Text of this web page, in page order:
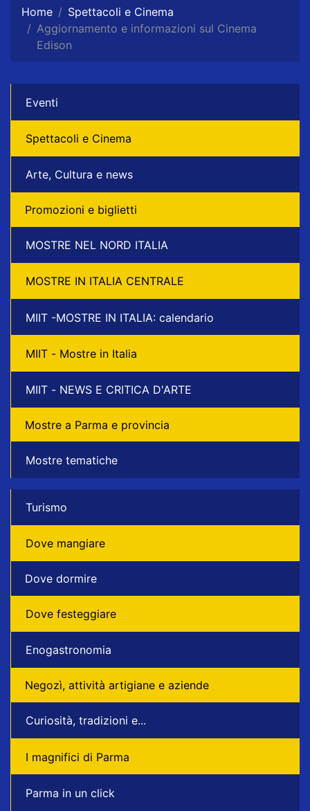
Home
Spettacoli e Cinema
Aggiornamento e informazioni sul Cinema
Edison
Eventi
Spettacoli e Cinema
Arte, Cultura e news
Promozioni e biglietti
MOSTRE NEL NORD ITALIA
MOSTRE IN ITALIA CENTRALE
MIIT -MOSTRE IN ITALIA: calendario
MIIT - Mostre in Italia
MIIT - NEWS E CRITICA D'ARTE
Mostre a Parma e provincia
Mostre tematiche
Turismo
Dove mangiare
Dove dormire
Dove festeggiare
Enogastronomia
Negozì, attività artigiane e aziende
Curiosità, tradizioni e...
I magnifici di Parma
Parma in un click